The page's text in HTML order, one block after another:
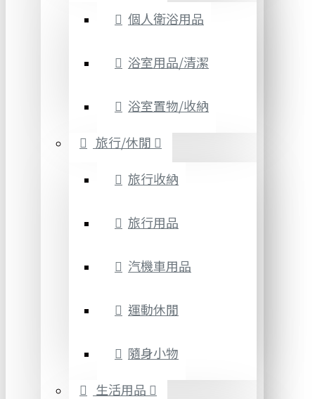
個人衛浴用品
浴室用品/清潔
浴室置物/收納
旅行/休閒
旅行收納
旅行用品
汽機車用品
運動休閒
隨身小物
生活用品